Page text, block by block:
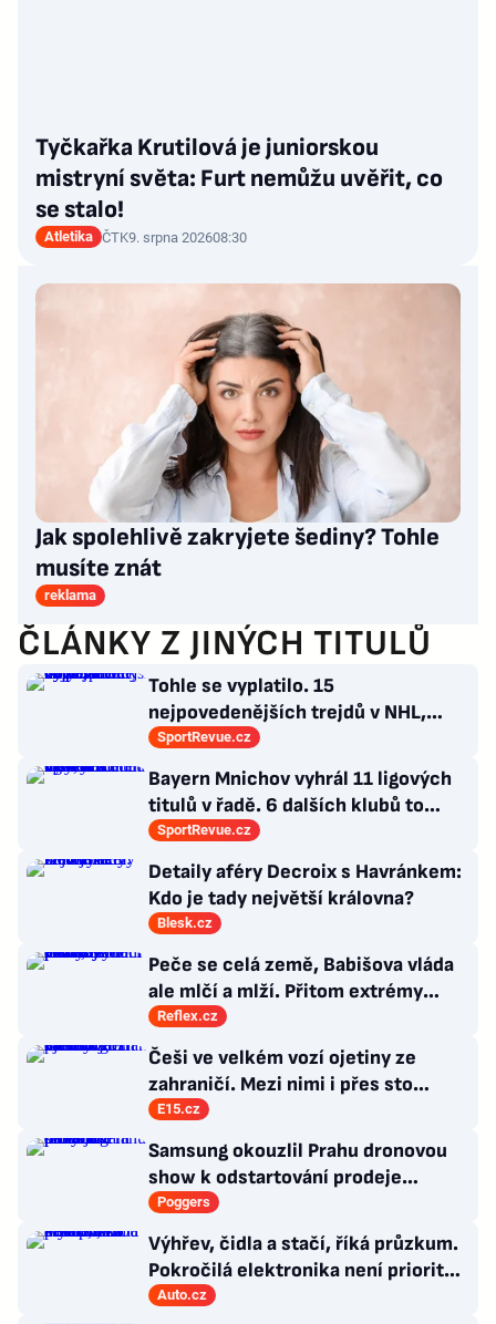
Tyčkařka Krutilová je juniorskou
mistryní světa: Furt nemůžu uvěřit, co
se stalo!
Atletika ČTK9. srpna 202608:30
Jak spolehlivě zakryjete šediny? Tohle
musíte znát
reklama
ČLÁNKY Z JINÝCH TITULŮ
Tohle se vyplatilo. 15
nejpovedenějších trejdů v NHL,
které byly upečeny na poslední
chvíli
SportRevue.cz
Bayern Mnichov vyhrál 11 ligových
titulů v řadě. 6 dalších klubů to
zvládlo také, některé i víckrát
SportRevue.cz
Detaily aféry Decroix s Havránkem:
Kdo je tady největší královna?
Blesk.cz
Peče se celá země, Babišova vláda
ale mlčí a mlží. Přitom extrémy
počasí jsou trvalými problémy
Česka
Reflex.cz
Češi ve velkém vozí ojetiny ze
zahraničí. Mezi nimi i přes sto
Ferrari a desítky Lamborghini
E15.cz
Samsung okouzlil Prahu dronovou
show k odstartování prodeje
nových produktů
Poggers
Výhřev, čidla a stačí, říká průzkum.
Pokročilá elektronika není prioritou
zákazníků
Auto.cz